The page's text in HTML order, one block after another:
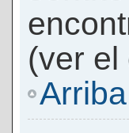
(ver el
Arriba